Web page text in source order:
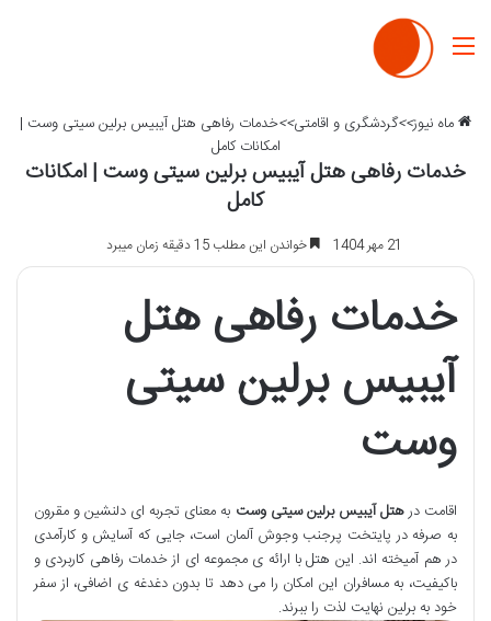
منو
ماه نیوز>>گردشگری و اقامتی>>خدمات رفاهی هتل آیبیس برلین سیتی وست |
امکانات کامل
خدمات رفاهی هتل آیبیس برلین سیتی وست | امکانات
کامل
21 مهر 1404 خواندن این مطلب 15 دقیقه زمان میبرد
خدمات رفاهی هتل
آیبیس برلین سیتی
وست
اقامت درهتل آیبیس برلین سیتی وست به معنای تجربه ای دلنشین و مقرون
به صرفه در پایتخت پرجنب وجوش آلمان است، جایی که آسایش و کارآمدی
در هم آمیخته اند. این هتل با ارائه ی مجموعه ای از خدمات رفاهی کاربردی و
باکیفیت، به مسافران این امکان را می دهد تا بدون دغدغه ی اضافی، از سفر
خود به برلین نهایت لذت را ببرند.